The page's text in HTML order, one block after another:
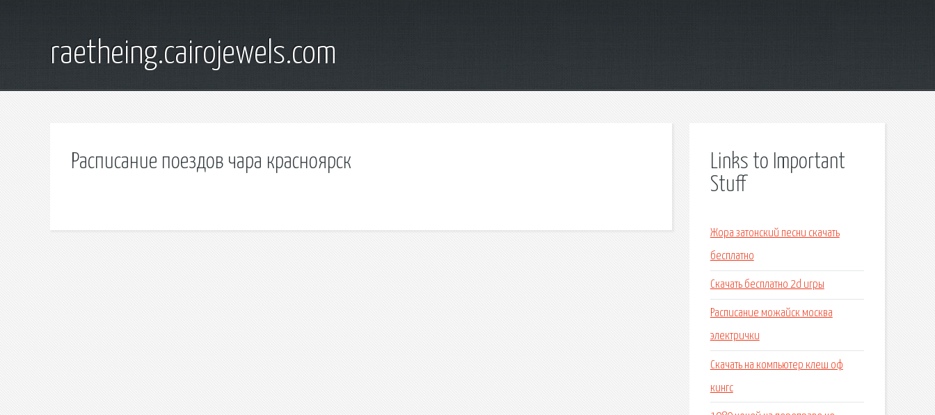
raetheing.cairojewels.com
Расписание поездов чара красноярск
Links to Important
Stuff
Жора затонский песни скачать
бесплатно
Скачать бесплатно 2d игры
Расписание можайск москва
электрички
Скачать на компьютер клеш оф
кингс